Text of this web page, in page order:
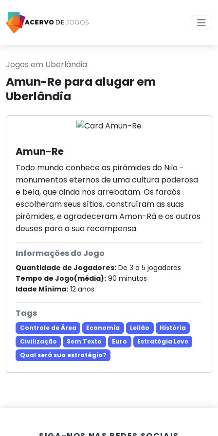
Jogos em Uberlândia
Amun-Re para alugar em
Uberlândia
Amun-Re
Todo mundo conhece as pirâmides do Nilo -
monumentos eternos de uma cultura poderosa
e bela, que ainda nos arrebatam. Os faraós
escolheram seus sítios, construíram as suas
pirâmides, e agradeceram Amon-Rá e os outros
deuses para a sua recompensa.
Informações do Jogo
Quantidade de Jogadores: De 3 a 5 jogadores
Tempo de Jogo(média): 90 minutos
Idade Mínima: 12 anos
Tags
Controle de Área Economia Leilão
História
Civilização
Sem Texto Euro
Estratégia Leve
Qual será sua estratégia?